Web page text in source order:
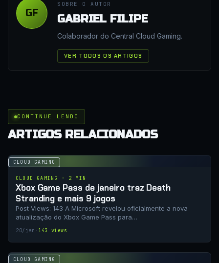
GF
SOBRE O AUTOR
GABRIEL FILIPE
Colaborador do Central Cloud Gaming.
VER TODOS OS ARTIGOS
CONTINUE LENDO
ARTIGOS RELACIONADOS
CLOUD GAMING
CLOUD GAMING · 2 MIN
Xbox Game Pass de janeiro traz Death
Stranding e mais 9 jogos
Post Views: 143 A Microsoft revelou oficialmente a nova
atualização do Xbox Game Pass para…
20/jan · 143 views
CLOUD GAMING